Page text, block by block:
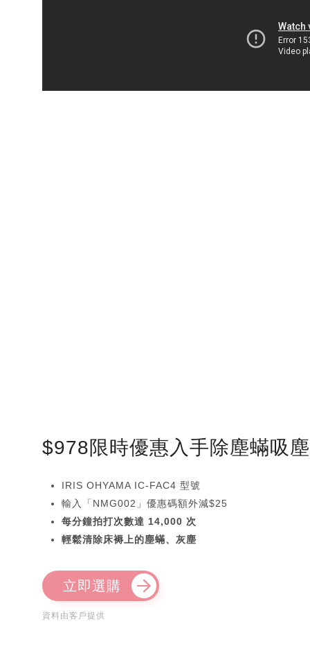
$978限時優惠入手除塵蟎吸
IRIS OHYAMA IC-FAC4 型號
輸入「NMG002」優惠碼額外減$25
每分鐘拍打次數達 14,000 次
輕鬆清除床褥上的塵蟎、灰塵
立即選購
資料由客戶提供